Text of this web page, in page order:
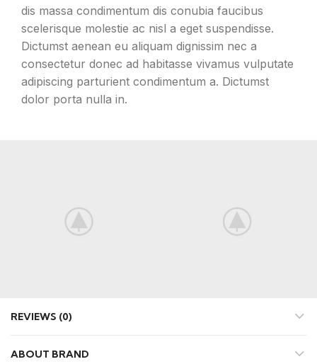
dis massa condimentum dis conubia faucibus
scelerisque molestie ac nisl a eget suspendisse.
Dictumst aenean eu aliquam dignissim nec a
consectetur donec ad habitasse vivamus vulputate
adipiscing parturient condimentum a. Dictumst
dolor porta nulla in.
REVIEWS (0)
ABOUT BRAND